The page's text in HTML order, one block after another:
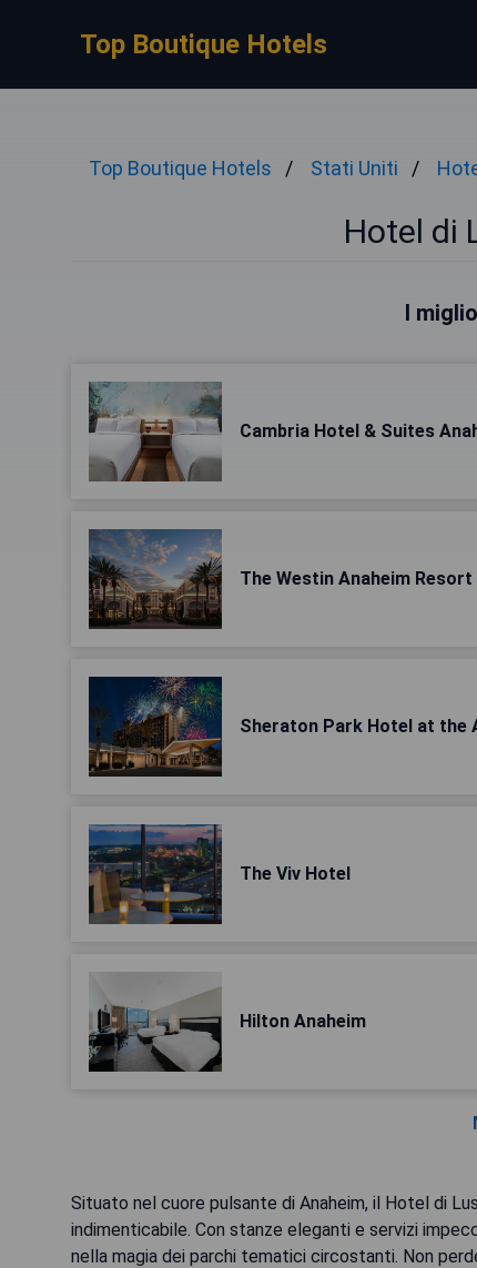
Top Boutique Hotels
Top Boutique Hotels Stati Uniti
Hotel di
I
Cambria Hotel & Suites
The Westin Anaheim Resort
Sheraton Park Hotel at the
The Viv Hotel
Hilton Anaheim
Situato nel cuore pulsante di Anaheim, il Hotel di
indimenticabile. Con stanze eleganti e servizi
nella magia dei parchi tematici circostanti. Non